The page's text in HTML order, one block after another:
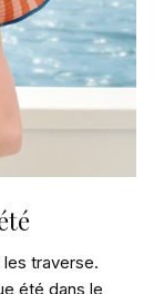
les traverse.
été dans le